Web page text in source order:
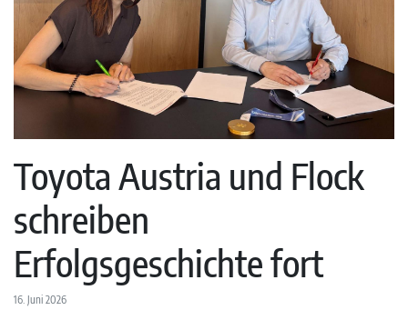
Toyota Austria und Flock
schreiben
Erfolgsgeschichte fort
16. Juni 2026